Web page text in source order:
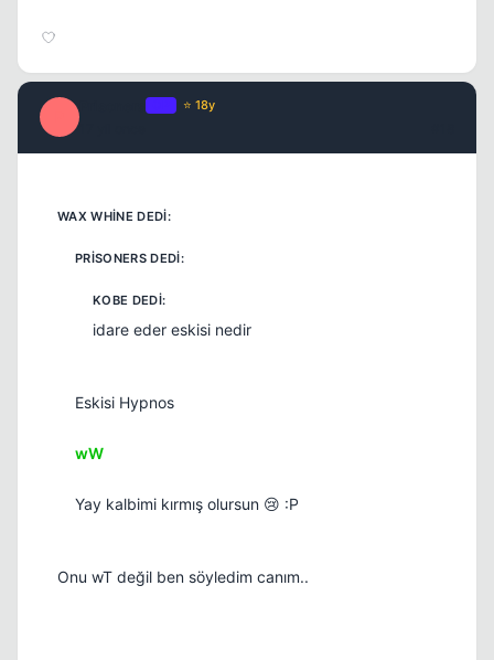
⭐ 18y
idare eder eskisi nedir
Eskisi Hypnos
wW
Yay kalbimi kırmış olursun 😢 :P
Onu wT değil ben söyledim canım..